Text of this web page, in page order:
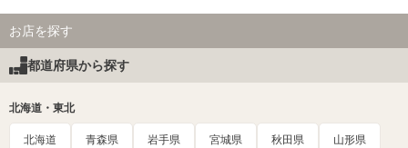
お店を探す
都道府県から探す
北海道・東北
北海道 青森県 岩手県 宮城県 秋田県 山形県